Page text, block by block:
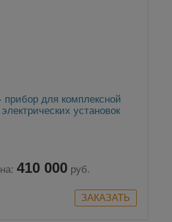
прибор для комплексной
установок
410 000 руб.